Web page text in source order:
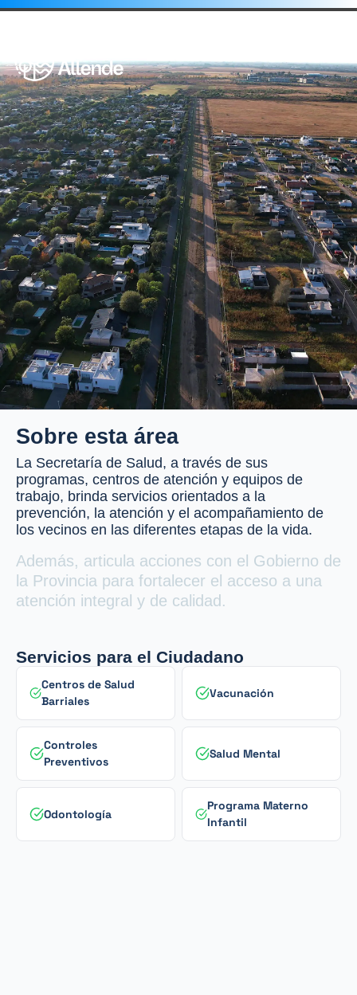
Sobre esta área
La Secretaría de Salud, a través de sus
programas, centros de atención y equipos de
trabajo, brinda servicios orientados a la
prevención, la atención y el acompañamiento de
los vecinos en las diferentes etapas de la vida.
Además, articula acciones con el Gobierno de
la Provincia para fortalecer el acceso a una
atención integral y de calidad.
Servicios para el Ciudadano
Centros de Salud
Barriales
Vacunación
Controles
Preventivos
Salud Mental
Odontología
Programa Materno
Infantil